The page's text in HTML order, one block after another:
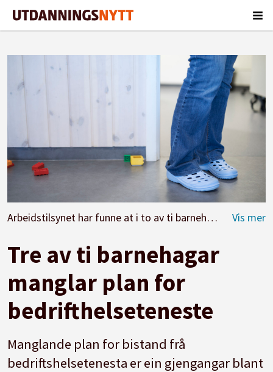
Arbeidstilsynet har funne at i to av ti barnehagar har verneombodet ikkje fått opplæring. (llustrasjonsfoto: Maja Ljungberg Bjåland)
Tre av ti barnehagar
manglar plan for
bedrifthelseteneste
Manglande plan for bistand frå
bedriftshelsetenesta er ein gjengangar blant